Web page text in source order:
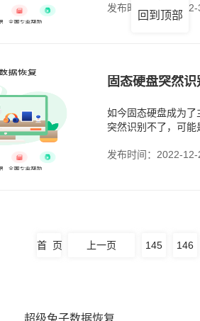
发布时间：2022-12-
固态硬盘突然
如今固态硬盘成为
突然识别不了，可
发布时间：2022-12-
首 页 上一页 145 146
超级兔子数据恢复
回到顶部